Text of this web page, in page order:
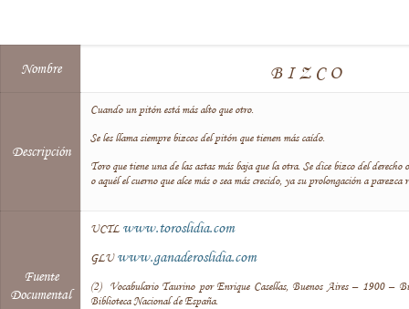
Nombre BIZCO
Descripción
Cuando un pitón está más alto que otro.
Se les llama siempre bizcos del pitón que tienen más caído.
Toro que tiene una de las astas más baja que la otra. Se dice bizco del derecho
o aquél el cuerno que alce más o sea más crecido, ya su prolongación a
Fuente
Documental
UCTL www.toroslidia.com
GLU www.ganaderoslidia.com
(2) Vocabulario Taurino por Enrique Casellas, Buenos Aires – 1900 –
Biblioteca Nacional de España.